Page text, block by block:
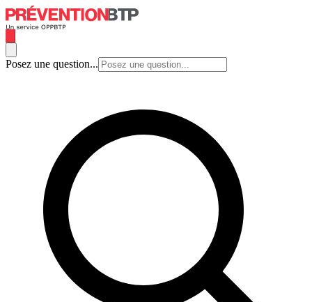
Posez une question...